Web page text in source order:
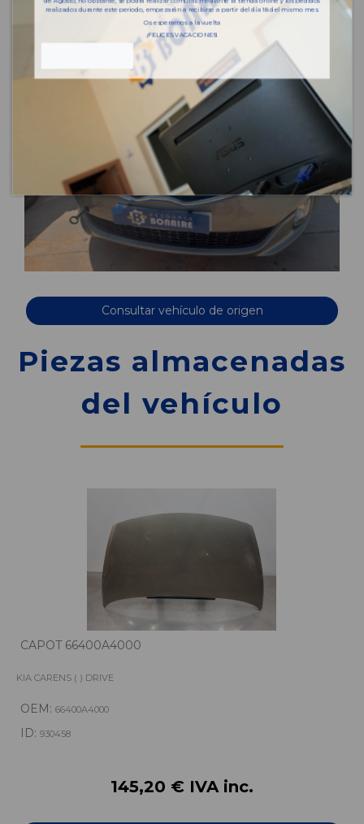
Consultar vehículo de origen
Piezas almacenadas
del vehículo
CAPOT 66400A4000
KIA CARENS ( ) DRIVE
OEM: 66400A4000
ID: 930458
145,20 € IVA inc.
realizados durante este periodo, empezarán a recibirse a partir del día 18 del mismo mes.
Os esperamos a la vuelta
¡FELICES VACACIONES!